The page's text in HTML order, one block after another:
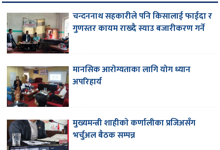
चन्दननाथ सहकारीले पनि किसालाई फाईदा र
गुणस्तर कायम राख्दै स्याउ बजारीकरण गर्ने
मानसिक आरोग्यताका लागि योग ध्यान
अपरिहार्य
मुख्यमन्त्री शाहीकाे कर्णालीका प्रजिअसँग
भर्चुअल बैठक सम्पन्न